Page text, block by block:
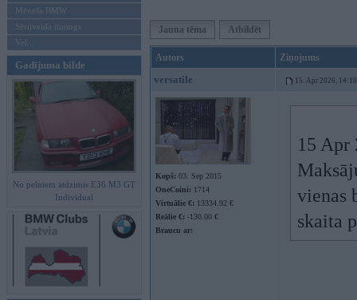
Mēneša BMW
Sērijveida tūnings
Vel...
Gadījuma bilde
No pelniem atdzimis E36 M3 GT
Individual
Jauna tēma Atbildēt
Autors Ziņojums
versatile 15. Apr 2026, 14:10
Kopš: 03. Sep 2015
OneCoini: 1714
Virtuālie €: 13334.92 €
Reālie €: -130.00 €
Braucu ar:
15 Apr
vienas
skaita